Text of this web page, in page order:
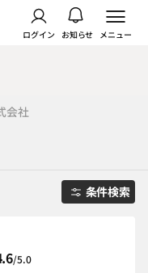
ログイン お知らせ メニュー
会社
条件検索
/5.0